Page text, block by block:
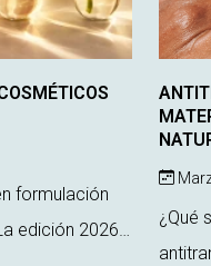
formulación
¿Qué